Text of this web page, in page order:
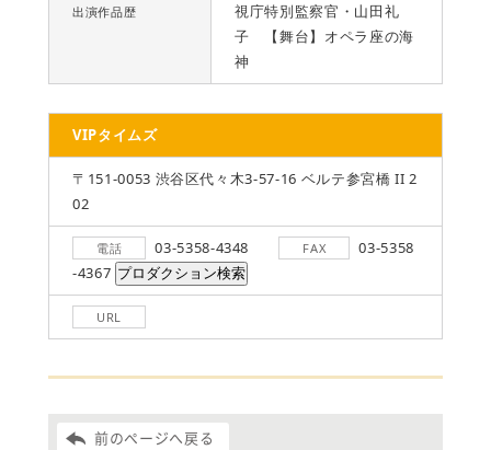
出演作品歴
視庁特別監察官・山田礼
子 【舞台】オペラ座の海
神
VIPタイムズ
〒151-0053 渋谷区代々木3-57-16 ベルテ参宮橋 II 2
02
電話 03-5358-4348 FAX
03-5358
-4367
URL
前のページへ戻る